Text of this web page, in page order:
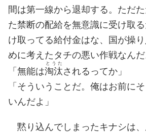
間は第一線から退却する。ただ
た禁断の配給を無意識に受け取
け取ってる給付金はな、国が操
めに考えたタチの悪い作戦なんだ
「無能は淘汰
とうた
されるってか」
「そういうことだ。俺はお前に
いんだよ」
黙り込んでしまったキナシは